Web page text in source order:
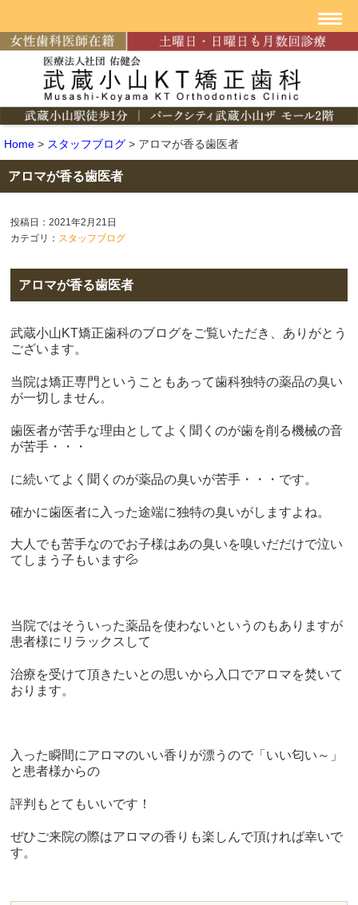
Home > スタッフブログ > アロマが香る歯医者
アロマが香る歯医者
投稿日：2021年2月21日
カテゴリ： スタッフブログ
アロマが香る歯医者
武蔵小山KT矯正歯科のブログをご覧いただき、ありがとう
ございます。
当院は矯正専門ということもあって歯科独特の薬品の臭い
が一切しません。
歯医者が苦手な理由としてよく聞くのが歯を削る機械の音
が苦手・・・
に続いてよく聞くのが薬品の臭いが苦手・・・です。
確かに歯医者に入った途端に独特の臭いがしますよね。
大人でも苦手なのでお子様はあの臭いを嗅いだだけで泣い
てしまう子もいます💦
当院ではそういった薬品を使わないというのもありますが
患者様にリラックスして
治療を受けて頂きたいとの思いから入口でアロマを焚いて
おります。
入った瞬間にアロマのいい香りが漂うので「いい匂い～」
と患者様からの
評判もとてもいいです！
ぜひご来院の際はアロマの香りも楽しんで頂ければ幸いで
す。